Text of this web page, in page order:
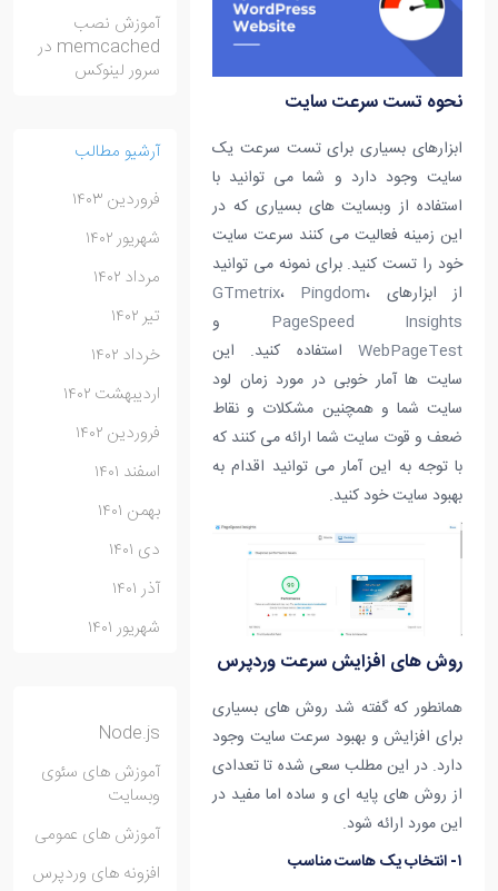
نحوه تست سرعت سایت
ابزارهای بسیاری برای تست سرعت یک
سایت وجود دارد و شما می توانید با
استفاده از وبسایت های بسیاری که در
این زمینه فعالیت می کنند سرعت سایت
خود را تست کنید. برای نمونه می توانید
از ابزارهای
GTmetrix ،Pingdom ،
PageSpeed Insightsو
WebPageTestاستفاده کنید. این
سایت ها آمار خوبی در مورد زمان لود
سایت شما و همچنین مشکلات و نقاط
ضعف و قوت سایت شما ارائه می کنند که
با توجه به این آمار می توانید اقدام به
بهبود سایت خود کنید.
روش های افزایش سرعت وردپرس
همانطور که گفته شد روش های بسیاری
برای افزایش و بهبود سرعت سایت وجود
دارد. در این مطلب سعی شده تا تعدادی
از روش های پایه ای و ساده اما مفید در
این مورد ارائه شود.
آموزش نصب
memcached در
سرور لینوکس
آرشیو مطالب
فروردین ۱۴۰۳
شهریور ۱۴۰۲
مرداد ۱۴۰۲
تیر ۱۴۰۲
خرداد ۱۴۰۲
اردیبهشت ۱۴۰۲
فروردین ۱۴۰۲
اسفند ۱۴۰۱
بهمن ۱۴۰۱
دی ۱۴۰۱
آذر ۱۴۰۱
شهریور ۱۴۰۱
Node.js
آموزش های سئوی
وبسایت
آموزش های عمومی
افزونه های وردپرس